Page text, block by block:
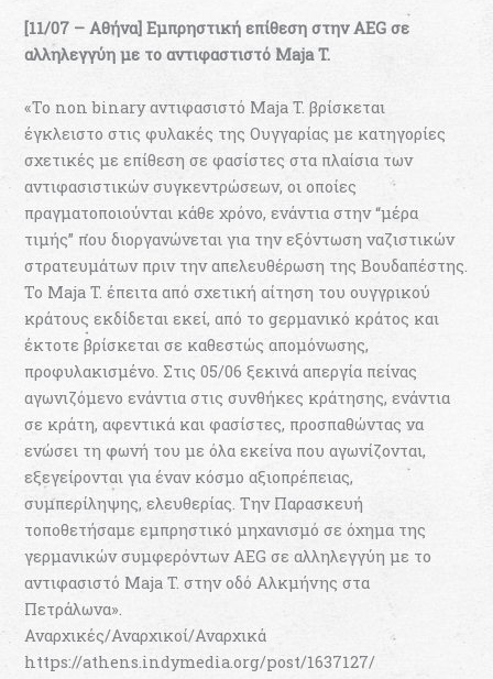
[11/07 – Αθήνα] Εμπρηστική επίθεση στην AEG σε
αλληλεγγύη με το αντιφαστιστό Maja T.
«Το non binary αντιφασιστό Maja T. βρίσκεται
έγκλειστο στις φυλακές της Ουγγαρίας με κατηγορίες
σχετικές με επίθεση σε φασίστες στα πλαίσια των
αντιφασιστικών συγκεντρώσεων, οι οποίες
πραγματοποιούνται κάθε χρόνο, ενάντια στην “μέρα
τιμής” που διοργανώνεται για την εξόντωση ναζιστικών
στρατευμάτων πριν την απελευθέρωση της Βουδαπέστης.
Το Maja T. έπειτα από σχετική αίτηση του oυγγρικού
κράτους εκδίδεται εκεί, από το gερμανικό κράτος και
έκτοτε βρίσκεται σε καθεστώς απομόνωσης,
προφυλακισμένο. Στις 05/06 ξεκινά απεργία πείνας
αγωνιζόμενο ενάντια στις συνθήκες κράτησης, ενάντια
σε κράτη, αφεντικά και φασίστες, προσπαθώντας να
ενώσει τη φωνή του με όλα εκείνα που αγωνίζονται,
εξεγείρονται για έναν κόσμο αξιοπρέπειας,
συμπερίληψης, ελευθερίας. Την Παρασκευή
τοποθετήσαμε εμπρηστικό μηχανισμό σε όχημα της
γερμανικών συμφερόντων AEG σε αλληλεγγύη με το
αντιφασιστό Maja T. στην οδό Αλκμήνης στα
Πετράλωνα».
Αναρχικές/Αναρχικοί/Αναρχικά
https://athens.indymedia.org/post/1637127/